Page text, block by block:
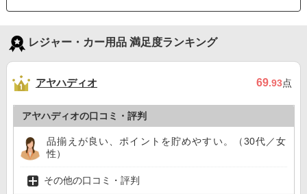
レジャー・カー用品 満足度ランキング
アヤハディオ 69.93点
アヤハディオの口コミ・評判
品揃えが良い、ポイントを貯めやすい。（30代／女
性）
その他の口コミ・評判